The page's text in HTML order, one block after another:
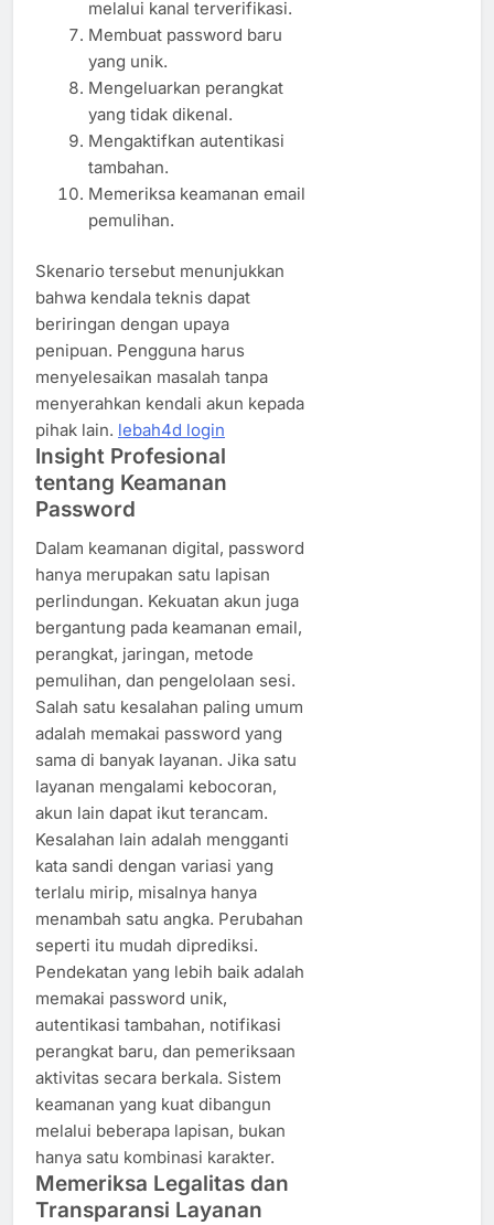
melalui kanal terverifikasi.
Membuat password baru
yang unik.
Mengeluarkan perangkat
yang tidak dikenal.
Mengaktifkan autentikasi
tambahan.
Memeriksa keamanan email
pemulihan.
Skenario tersebut menunjukkan
bahwa kendala teknis dapat
beriringan dengan upaya
penipuan. Pengguna harus
menyelesaikan masalah tanpa
menyerahkan kendali akun kepada
pihak lain. lebah4d login
Insight Profesional
tentang Keamanan
Password
Dalam keamanan digital, password
hanya merupakan satu lapisan
perlindungan. Kekuatan akun juga
bergantung pada keamanan email,
perangkat, jaringan, metode
pemulihan, dan pengelolaan sesi.
Salah satu kesalahan paling umum
adalah memakai password yang
sama di banyak layanan. Jika satu
layanan mengalami kebocoran,
akun lain dapat ikut terancam.
Kesalahan lain adalah mengganti
kata sandi dengan variasi yang
terlalu mirip, misalnya hanya
menambah satu angka. Perubahan
seperti itu mudah diprediksi.
Pendekatan yang lebih baik adalah
memakai password unik,
autentikasi tambahan, notifikasi
perangkat baru, dan pemeriksaan
aktivitas secara berkala. Sistem
keamanan yang kuat dibangun
melalui beberapa lapisan, bukan
hanya satu kombinasi karakter.
Memeriksa Legalitas dan
Transparansi Layanan